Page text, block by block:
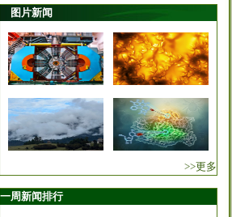
图片新闻
>>更多
一周新闻排行